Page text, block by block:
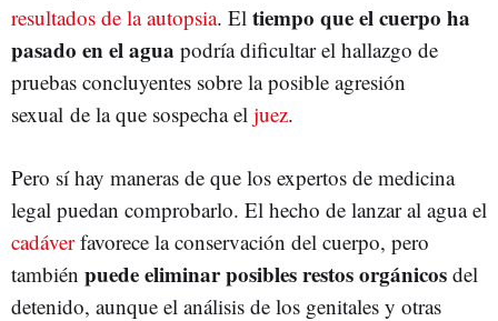
resultados de la autopsia. El tiempo que el cuerpo ha
pasado en el agua podría dificultar el hallazgo de
pruebas concluyentes sobre la posible agresión
sexual de la que sospecha el juez.
Pero sí hay maneras de que los expertos de medicina
legal puedan comprobarlo. El hecho de lanzar al agua el
cadáverfavorece la conservación del cuerpo, pero
también puede eliminar posibles restos orgánicos del
detenido, aunque el análisis de los genitales y otras